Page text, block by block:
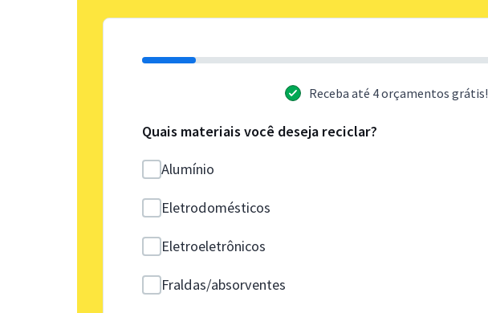
Receba até 4 orçamentos grátis!
Quais materiais você deseja reciclar?
Alumínio
Eletrodomésticos
Eletroeletrônicos
Fraldas/absorventes